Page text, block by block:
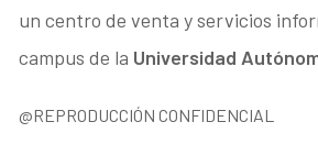
un centro de venta y servicios
campus de la Universidad
@REPRODUCCIÓN CONFIDENCIAL